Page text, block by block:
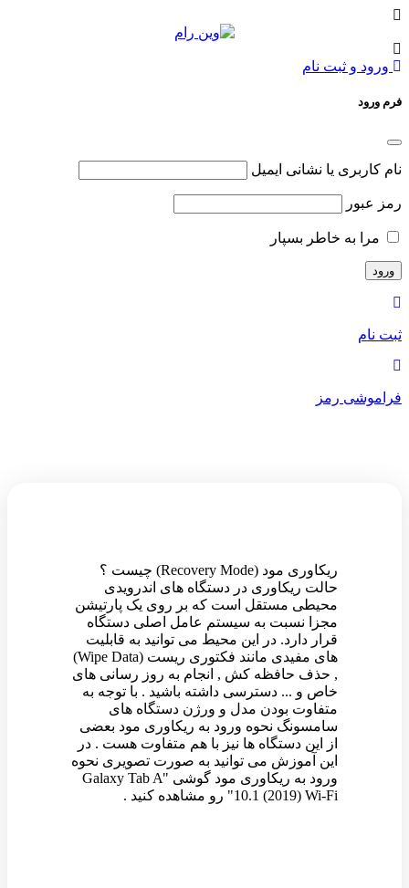
ورود و ثبت نام
فرم ورود
نام کاربری یا نشانی ایمیل
رمز عبور
مرا به خاطر بسپار
ثبت نام
فراموشی رمز
ریکاوری مود (Recovery Mode) چیست ؟
حالت ریکاوری در دستگاه های اندرویدی
محیطی مستقل است که بر روی یک پارتیشن
مجزا نسبت به سیستم عامل اصلی دستگاه
قرار دارد. در این محیط می توانید به قابلیت
های مفیدی مانند فکتوری ریست (Wipe Data)
, حذف حافظه کش , انجام به روز رسانی های
خاص و ... دسترسی داشته باشید . با توجه به
متفاوت بودن مدل و ورژن دستگاه های
سامسونگ نحوه ورود به ریکاوری مود بعضی
از این دستگاه ها نیز با هم متفاوت هست . در
این آموزش می توانید به صورت تصویری نحوه
ورود به ریکاوری مود گوشی "Galaxy Tab A
10.1 (2019) Wi-Fi" رو مشاهده کنید .